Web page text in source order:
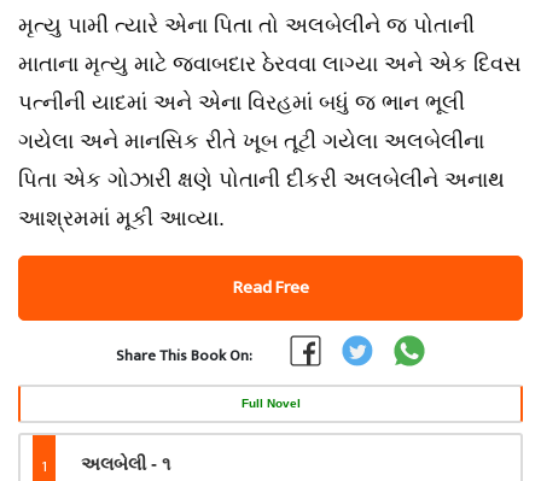
મૃત્યુ પામી ત્યારે એના પિતા તો અલબેલીને જ પોતાની
માતાના મૃત્યુ માટે જવાબદાર ઠેરવવા લાગ્યા અને એક દિવસ
પત્નીની યાદમાં અને એના વિરહમાં બધું જ ભાન ભૂલી
ગયેલા અને માનસિક રીતે ખૂબ તૂટી ગયેલા અલબેલીના
પિતા એક ગોઝારી ક્ષણે પોતાની દીકરી અલબેલીને અનાથ
આશ્રમમાં મૂકી આવ્યા.
Read Free
Share This Book On:
Full Novel
1 અલબેલી - ૧